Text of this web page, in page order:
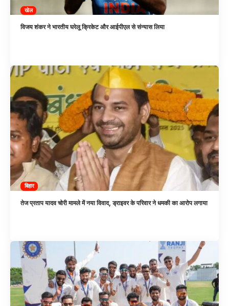
खेल
विजय शंकर ने भारतीय घरेलू क्रिकेट और आईपीएल से संन्यास लिया
बिहार
तेज प्रताप यादव चोरी मामले में नया विवाद, ड्राइवर के परिवार ने धमकी का आरोप लगाया